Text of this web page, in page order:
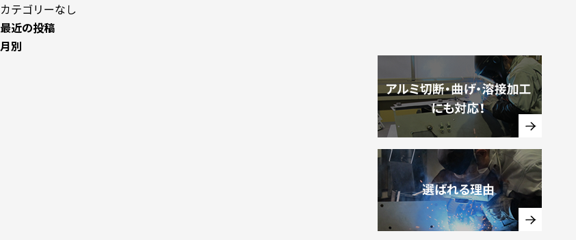
カテゴリーなし
最近の投稿
月別